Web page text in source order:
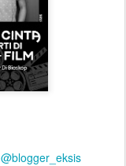
@blogger_eksis